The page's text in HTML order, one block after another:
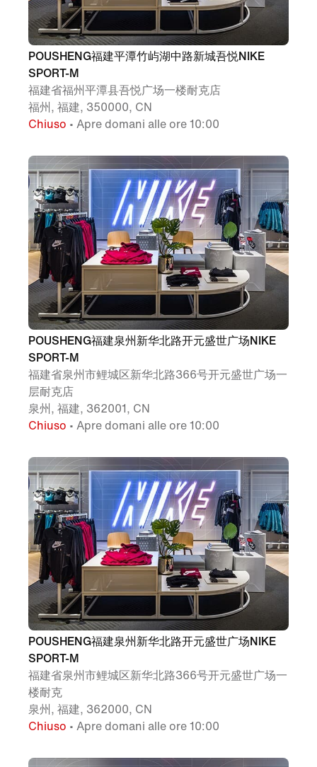
POUSHENG福建平潭竹屿湖中路新城吾悦NIKE
SPORT-M
福建省福州平潭县吾悦广场一楼耐克店
福州, 福建, 350000, CN
Chiuso • Apre domani alle ore 10:00
POUSHENG福建泉州新华北路开元盛世广场NIKE
SPORT-M
福建省泉州市鲤城区新华北路366号开元盛世广场一
层耐克店
泉州, 福建, 362001, CN
Chiuso • Apre domani alle ore 10:00
POUSHENG福建泉州新华北路开元盛世广场NIKE
SPORT-M
福建省泉州市鲤城区新华北路366号开元盛世广场一
楼耐克
泉州, 福建, 362000, CN
Chiuso • Apre domani alle ore 10:00